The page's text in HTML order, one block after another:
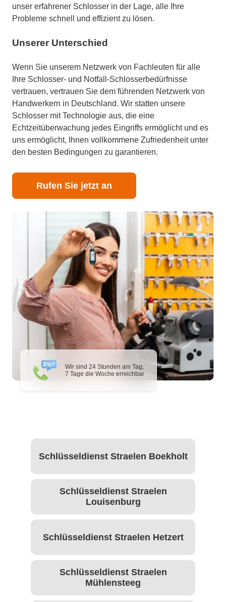
Wir sind 24 Stunden am Tag,
7 Tage die Woche erreichbar
unser erfahrener Schlosser in der Lage, alle Ihre
Probleme schnell und effizient zu lösen.
Unserer Unterschied
Wenn Sie unserem Netzwerk von Fachleuten für alle
Ihre Schlosser- und Notfall-Schlosserbedürfnisse
vertrauen, vertrauen Sie dem führenden Netzwerk von
Handwerkern in Deutschland. Wir statten unsere
Schlosser mit Technologie aus, die eine
Echtzeitüberwachung jedes Eingriffs ermöglicht und es
uns ermöglicht, Ihnen vollkommene Zufriedenheit unter
den besten Bedingungen zu garantieren.
Rufen Sie jetzt an
Schlüsseldienst Straelen Boekholt
Schlüsseldienst Straelen
Louisenburg
Schlüsseldienst Straelen Hetzert
Schlüsseldienst Straelen
Mühlensteeg